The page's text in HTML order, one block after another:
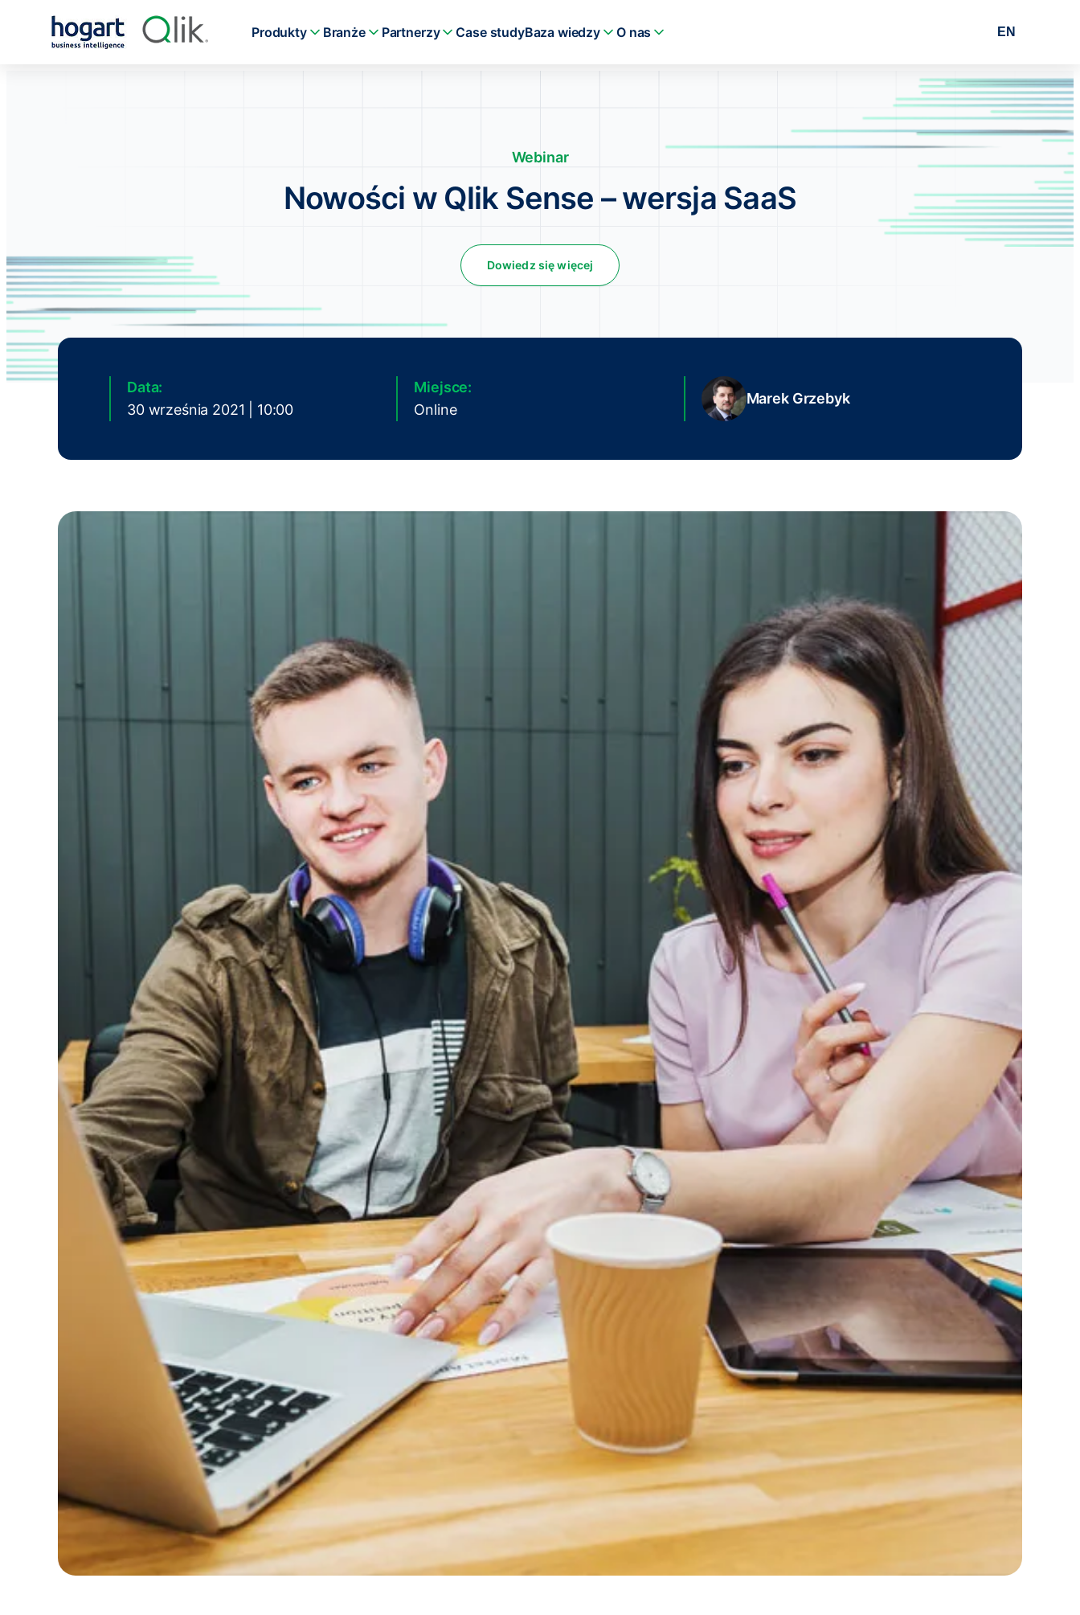
Produkty Branże Partnerzy Case studyBaza wiedzy O nas EN
Webinar
Nowości w Qlik Sense – wersja SaaS
Dowiedz się więcej
Data:
30 września 2021 | 10:00
Miejsce:
Online
Marek Grzebyk